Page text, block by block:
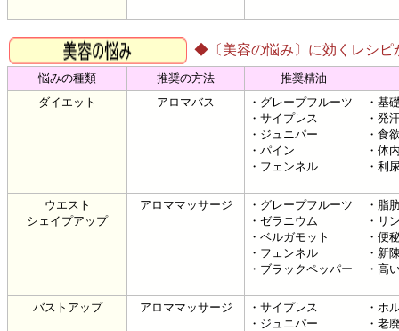
◆〔美容の悩み〕に効くレシピ
悩みの種類 推奨の方法
推奨精油
ダイエット
アロマバス
・グレープフルーツ
・サイプレス
・ジュニパー
・パイン
・フェンネル
・基
・発
・食
・体
・利
ウエスト
シェイプアップ
アロママッサージ
・グレープフルーツ
・ゼラニウム
・ベルガモット
・フェンネル
・ブラックペッパー
・脂
・リ
・便
・新
・高
バストアップ アロママッサージ
・サイプレス
・ジュニパー
・ホ
・老